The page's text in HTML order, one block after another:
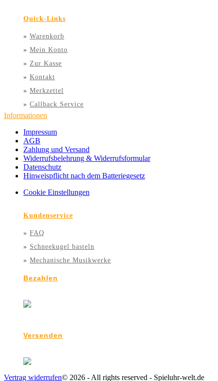
Quick-Links
» Warenkorb
» Mein Konto
» Zur Kasse
» Kontakt
» Merkzettel
» Callback Service
Informationen
Impressum
AGB
Zahlung und Versand
Widerrufsbelehrung & Widerrufsformular
Datenschutz
Hinweispflicht nach dem Batteriegesetz
Cookie Einstellungen
Kundenservice
» FAQ
» Schneekugel basteln
» Mechanische Musikwerke
Bezahlen
Versenden
Vertrag widerrufen© 2026 - All rights reserved - Spieluhr-welt.de